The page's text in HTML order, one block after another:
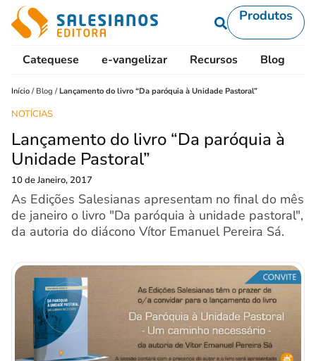
Produtos
Catequese e-vangelizar Recursos Blog
Início / Blog /Lançamento do livro “Da paróquia à Unidade Pastoral”
NOTÍCIAS
Lançamento do livro “Da paróquia à
Unidade Pastoral”
10 de Janeiro, 2017
As Edições Salesianas apresentam no final do mês
de janeiro o livro "Da paróquia à unidade pastoral",
da autoria do diácono Vítor Emanuel Pereira Sá.